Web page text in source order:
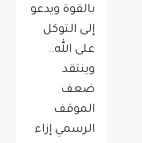
بالقوة ويدعو
إلى التوكل
على الله..
وينتقد
ضعف
الموقف
الرسمي إزاء